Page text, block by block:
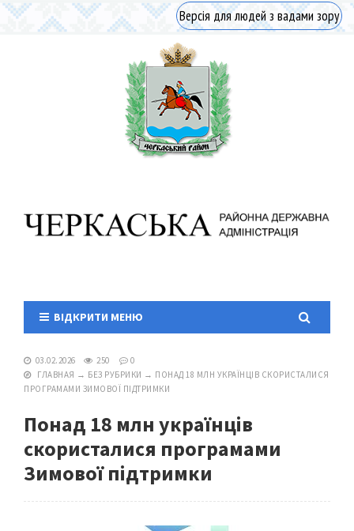
Версія для людей з вадами зору
ВІДКРИТИ МЕНЮ
03.02.2026 250
0
ГЛАВНАЯ → БЕЗ РУБРИКИ → ПОНАД 18 МЛН УКРАЇНЦІВ СКОРИСТАЛИСЯ
ПРОГРАМАМИ ЗИМОВОЇ ПІДТРИМКИ
Понад 18 млн українців
скористалися програмами
Зимової підтримки